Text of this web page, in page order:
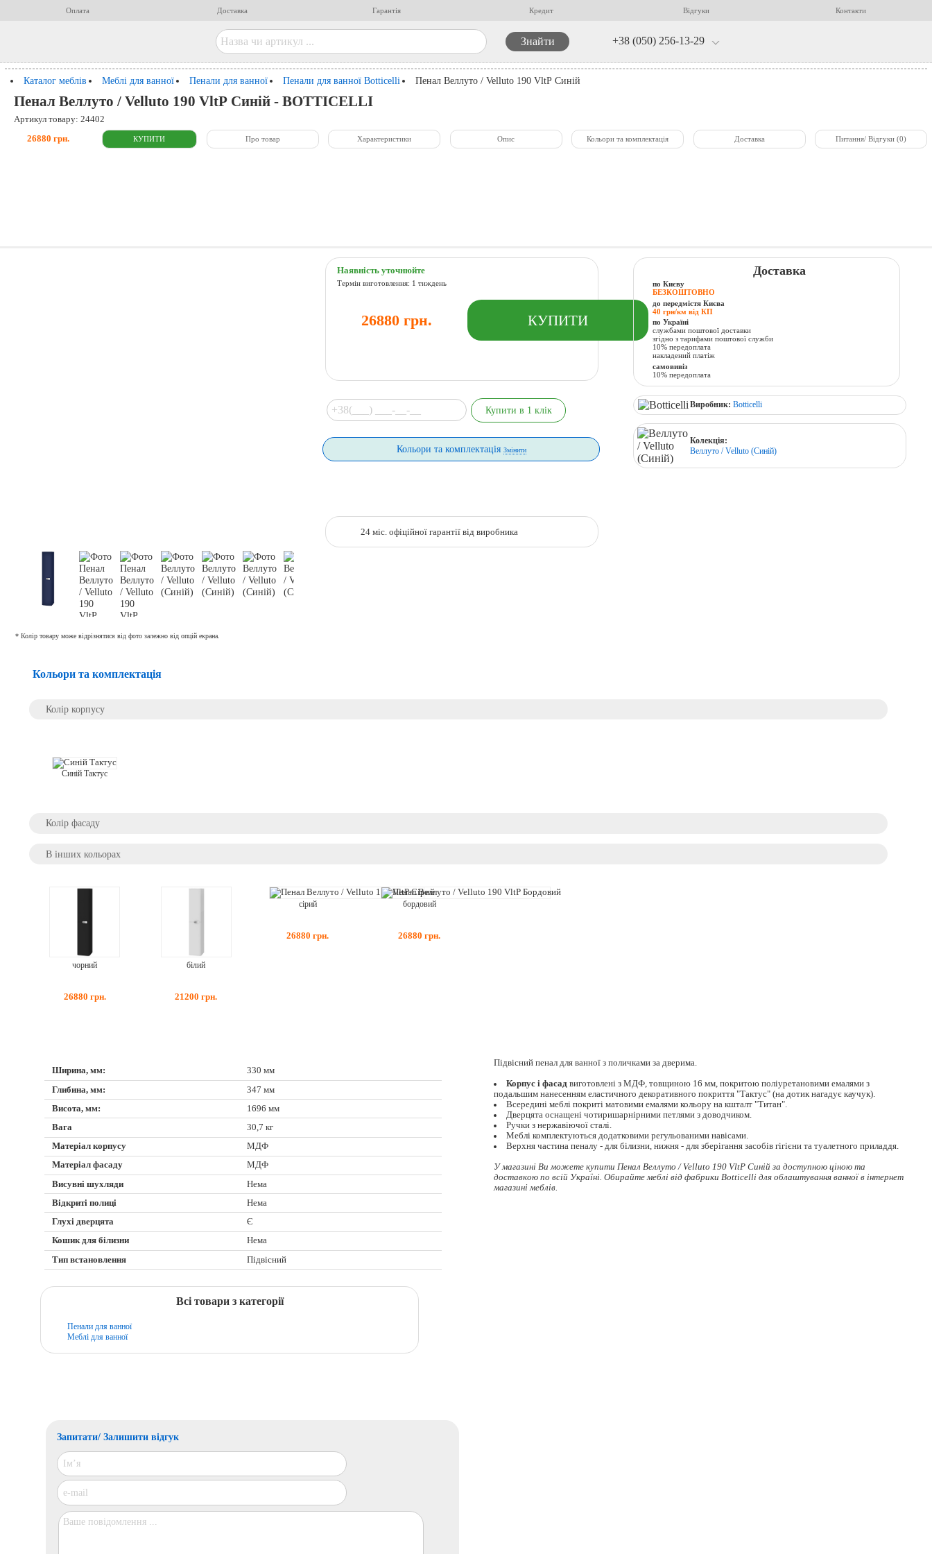
Оплата Доставка Гарантія Кредит Відгуки Контакти
+38 (050) 256-13-29
Каталог меблів Меблі для ванної Пенали для ванної Пенали для ванної Botticelli Пенал Веллуто / Velluto 190 VltР Синій
Пенал Веллуто / Velluto 190 VltР Синій - BOTTICELLI
Артикул товару: 24402
26880 грн. Про товар Характеристики Опис Кольори та комплектація Доставка Питання/ Відгуки (0)
* Колір товару може відрізнятися від фото залежно від опцій екрана.
Наявність уточнюйте
Термін виготовлення: 1 тиждень
26880 грн.
Кольори та комплектація Змінити
24 міс. офіційної гарантії від виробника
Доставка
по Києву
БЕЗКОШТОВНО
до передмістя Києва
40 грн/км від КП
по Україні
службами поштової доставки
згідно з тарифами поштової служби
10% передоплата
накладений платіж
самовивіз
10% передоплата
Виробник: Botticelli
Колекція:
Веллуто / Velluto (Синій)
Кольори та комплектація
Колір корпусу
Синій Тактус
Колір фасаду
В інших кольорах
чорний
26880 грн.
білий
21200 грн.
сірий
26880 грн.
бордовий
26880 грн.
Ширина, мм:
330 мм
Глибина, мм:
347 мм
Висота, мм:
1696 мм
Вага
30,7 кг
Матеріал корпусу
МДФ
Матеріал фасаду
МДФ
Висувні шухляди
Нема
Відкриті полиці
Нема
Глухі дверцята
Є
Кошик для білизни
Нема
Тип встановлення
Підвісний
Всі товари з категорії
Пенали для ванної
Меблі для ванної
Підвісний пенал для ванної з поличками за дверима.
Корпус і фасад виготовлені з МДФ, товщиною 16 мм, покритою поліуретановими емалями з
подальшим нанесенням еластичного декоративного покриття "Тактус" (на дотик нагадує каучук).
Всередині меблі покриті матовими емалями кольору на кшталт "Титан".
Дверцята оснащені чотиришарнірними петлями з доводчиком.
Ручки з нержавіючої сталі.
Меблі комплектуються додатковими регульованими навісами.
Верхня частина пеналу - для білизни, нижня - для зберігання засобів гігієни та туалетного приладдя.
У магазині Ви можете купити Пенал Веллуто / Velluto 190 VltР Синій за доступною ціною та
доставкою по всій Україні. Обирайтемеблівід фабрики Botticelli для облаштування ванної в інтернет
магазині меблів.
Запитати/ Залишити відгук